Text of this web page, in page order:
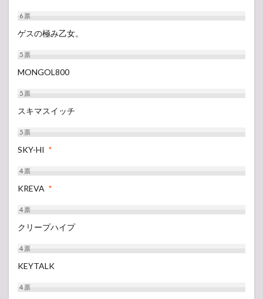
6票
ゲスの極み乙女。
5票
MONGOL800
5票
スキマスイッチ
5票
SKY-HI *
4票
KREVA *
4票
クリープハイプ
4票
KEYTALK
4票